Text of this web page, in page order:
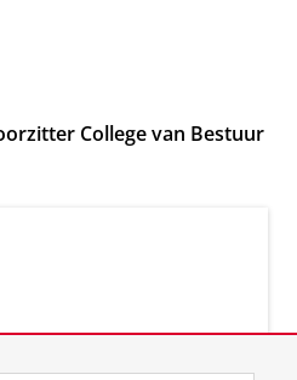
College van Bestuur